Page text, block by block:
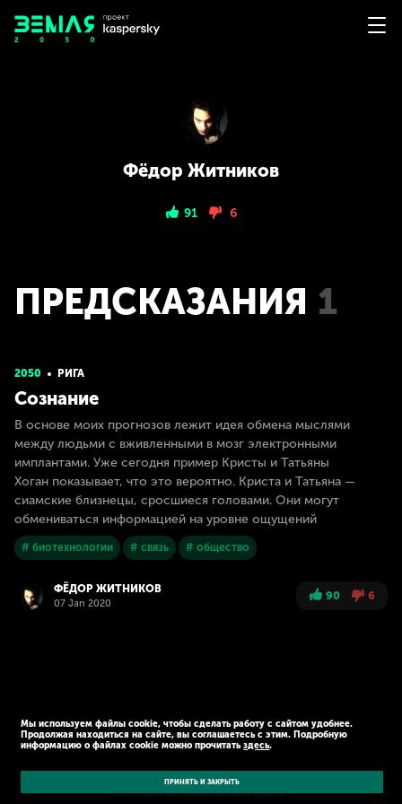
Фёдор Житников
91 6
ПРЕДСКАЗАНИЯ 1
2050 РИГА
Сознание
В основе моих прогнозов лежит идея обмена мыслями
между людьми с вживленными в мозг электронными
имплантами. Уже сегодня пример Кристы и Татьяны
Хоган показывает, что это вероятно. Криста и Татьяна —
сиамские близнецы, сросшиеся головами. Они могут
обмениваться информацией на уровне ощущений
# биотехнологии # связь # общество
ФЁДОР ЖИТНИКОВ
07 Jan 2020
90 6
Политика конфиденциальности
Условия использования сайта
Мы используем файлы cookie, чтобы сделать работу с сайтом удобнее.
Продолжая находиться на сайте, вы соглашаетесь с этим. Подробную
информацию о файлах cookie можно прочитатьздесь.
ПРИНЯТЬ И ЗАКРЫТЬ